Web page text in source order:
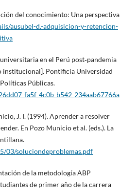
del conocimiento: Una perspectiva
ausubel-d.-adquisicion-y-retencion-
en el Perú post‑pandemia
Pontificia Universidad
Públicas.
fa5f-4c0b-b542-234aab67766a
J. I. (1994). Aprender a resolver
En Pozo Municio et al. (eds.). La
03/soluciondeproblemas.pdf
de la metodología ABP
de primer año de la carrera